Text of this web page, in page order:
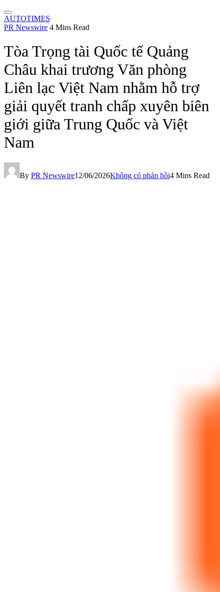
AUTOTIMES
PR Newswire 4 Mins Read
Tòa Trọng tài Quốc tế Quảng
Châu khai trương Văn phòng
Liên lạc Việt Nam nhằm hỗ trợ
giải quyết tranh chấp xuyên biên
giới giữa Trung Quốc và Việt
Nam
By PR Newswire12/06/2026Không có phản hồi4 Mins Read